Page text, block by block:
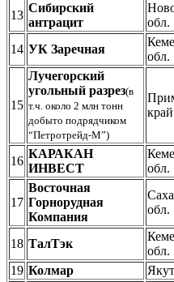
13
Сибирский
антрацит
обл.
14 УК Заречная
обл.
15
Лучегорский
угольный разрез(в
т.ч. около 2 млн тонн
добыто подрядчиком
“Петротрейд-М”)
край
16
КАРАКАН
ИНВЕСТ
обл.
17
Восточная
Горнорудная
Компания
обл.
18 ТалТэк
обл.
19 Колмар